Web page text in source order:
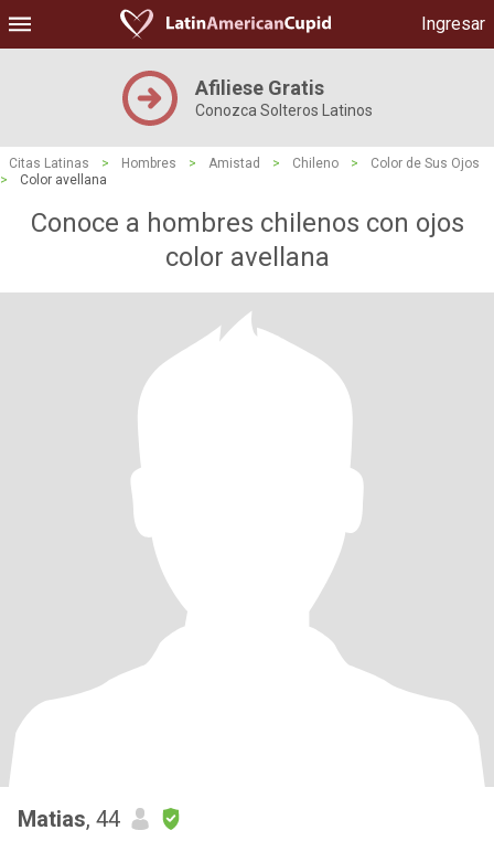
Ingresar
Afiliese Gratis
Conozca Solteros Latinos
Citas Latinas > Hombres > Amistad > Chileno >
Color de Sus Ojos
>
Color avellana
Conoce a hombres chilenos con ojos
color avellana
Matias, 44